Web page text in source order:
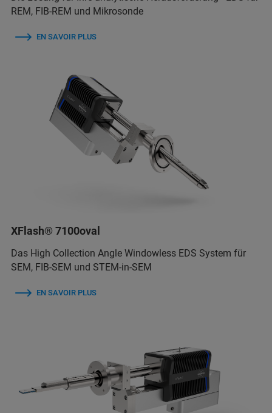
REM, FIB-REM und Mikrosonde
EN SAVOIR PLUS
XFlash® 7100oval
Das High Collection Angle Windowless EDS System für
SEM, FIB-SEM und STEM-in-SEM
EN SAVOIR PLUS